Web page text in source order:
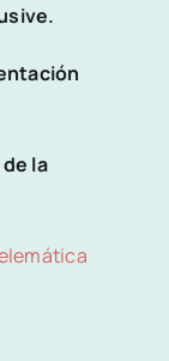
la